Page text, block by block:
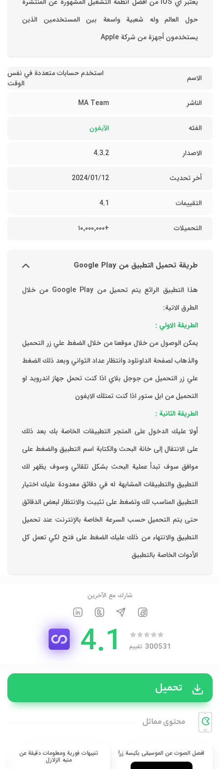
حول العالم وله شعبية واسعة بين المستخدمين الذين
يستخدمون أجهزة من شركة Apple
الاسم
استخدم حسابات متعددة في نفس
الوقت
الناشر
MA Team
الفئه الآيفون
الاصدار 4.3.2
أخر تحديث 12‏/01‏/2024
التقييمات 4.1
التحميلات +١٠٬٠٠٠٬٠٠٠
طريقة تحميل التطبيق من Google Play
هذا التطبيق الرائع يتم تحميل من Google Play من خلال
الطرق الاتية:
الطريقة الاولي :
يمكن الوصول من خلال موقعنا من خلال الضغط علي زر التحميل
والذهاب لصفحة الداونلود وانتظار عداد الثواني وبعد ذلك الضغط
علي زر التحميل من جوجل بلاي اذا كنت تحمل جهاز اندرويد او
التحميل من ابل ستور اذا كنت تمتلك الايفون
الطريقة الثانية :
‏أولا عليك الدخول على المتجر التطبيقات الخاصة بك ‏بعد ذلك
على الانتقال إلى خانة البحث والكتابة اسم التطبيق والضغط على
موافق ‏سوف تبدأ عملية البحث بشكل تلقائي وسوف يظهر لك
التطبيق والتطبيقات المشابهة له في دقائق معدودة ‏عليك اختيار
التطبيق المناسب لك وتضغط على تثبيت والانتظار لبعض الدقائق
حتى يتم التحميل حسب السرعة الخاصة بالإنترنت ‏عند تحميل
التطبيق والانتهاء من ذلك عليك الضغط على فتح لكي تعمل كل
الأدوات الخاصة بالتطبيق
شارك مع الآخرين
300531 تقييم 4.1
تحميل
محتوی مماثل
افصل الصوت عن الموسيقى بكبسة زر! تنبيهات فورية ومعلومات دقيقة عن
منبه الزلازل